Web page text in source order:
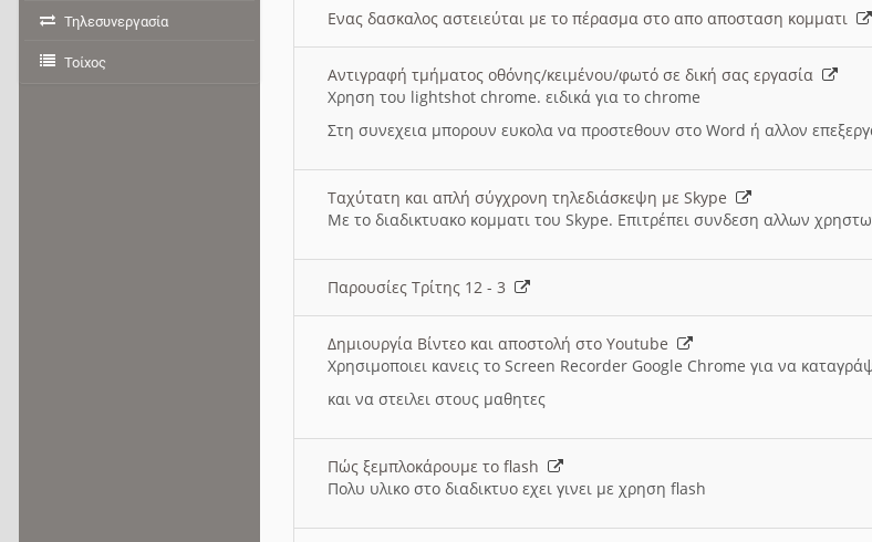
Ενας δασκαλος αστειεύται με το πέρασμα στο απο αποσταση κομματι
Αντιγραφή τμήματος οθόνης/κειμένου/φωτό σε δική σας εργασία
Χρηση του lightshot chrome. ειδικά για το chrome
Στη συνεχεια μπορουν ευκολα να προστεθουν στο Word ή αλλον
Ταχύτατη και απλή σύγχρονη τηλεδιάσκεψη με Skype
Με το διαδικτυακο κομματι του Skype. Επιτρέπει συνδεση αλλων
Παρουσίες Τρίτης 12 - 3
Δημιουργία Βίντεο και αποστολή στο Youtube
Χρησιμοποιει κανεις το Screen Recorder Google Chrome για να
και να στειλει στους μαθητες
Πώς ξεμπλοκάρουμε το flash
Πολυ υλικο στο διαδικτυο εχει γινει με χρηση flash
Τηλεσυνεργασία
Τοίχος